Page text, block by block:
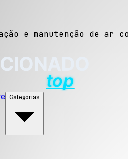
e manutenção de ar
Categorias